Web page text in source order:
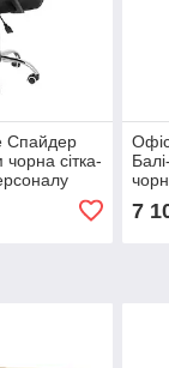
Спайдер
сітка-
7